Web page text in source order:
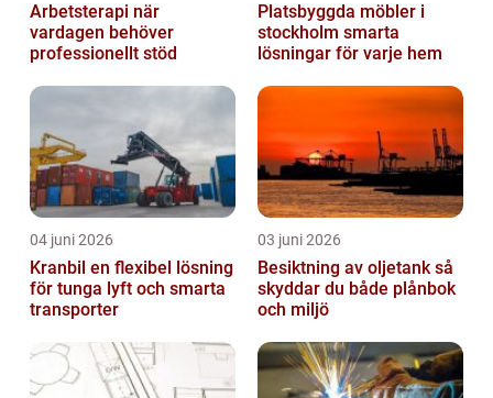
Arbetsterapi när
vardagen behöver
professionellt stöd
Platsbyggda möbler i
stockholm smarta
lösningar för varje hem
04 juni 2026
Kranbil en flexibel lösning
för tunga lyft och smarta
transporter
03 juni 2026
Besiktning av oljetank så
skyddar du både plånbok
och miljö